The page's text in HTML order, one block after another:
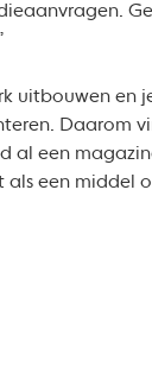
uitbouwen en
Daarom
al een
als een middel